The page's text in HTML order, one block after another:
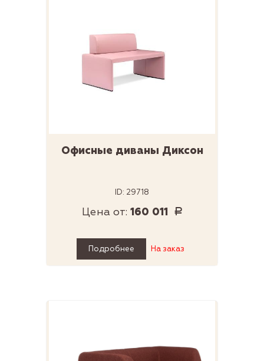
Офисные диваны Диксон
ID: 29718
Цена от: 160 011 Р
Подробнее На заказ